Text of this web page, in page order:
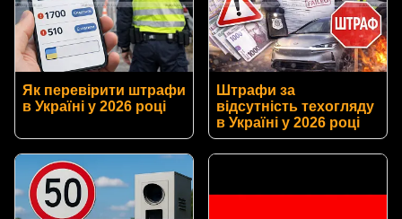
Як перевірити штрафи
в Україні у 2026 році
Штрафи за
відсутність техогляду
в Україні у 2026 році